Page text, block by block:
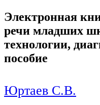
Электронная
речи младших
технологии,
пособие
Юртаев С.В.